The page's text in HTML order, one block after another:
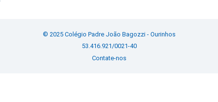
© 2025 Colégio Padre João Bagozzi - Ourinhos
53.416.921/0021-40
Contate-nos